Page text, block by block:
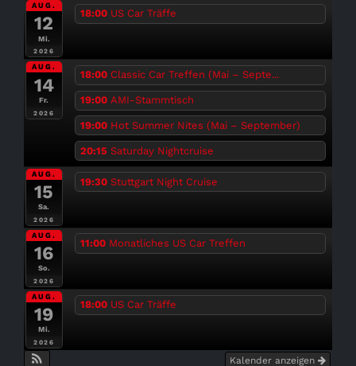
AUG.
12
Mi.
2026
18:00 US Car Träffe
AUG.
14
Fr.
2026
18:00 Classic Car Treffen (Mai – Septe...
19:00 AMI-Stammtisch
19:00 Hot Summer Nites (Mai – September)
20:15 Saturday Nightcruise
AUG.
15
Sa.
2026
19:30 Stuttgart Night Cruise
AUG.
16
So.
2026
11:00 Monatliches US Car Treffen
AUG.
19
Mi.
2026
18:00 US Car Träffe
Kalender anzeigen